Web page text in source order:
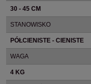
30 - 45 CM
STANOWISKO
PÓŁCIENISTE - CIENISTE
WAGA
4 KG